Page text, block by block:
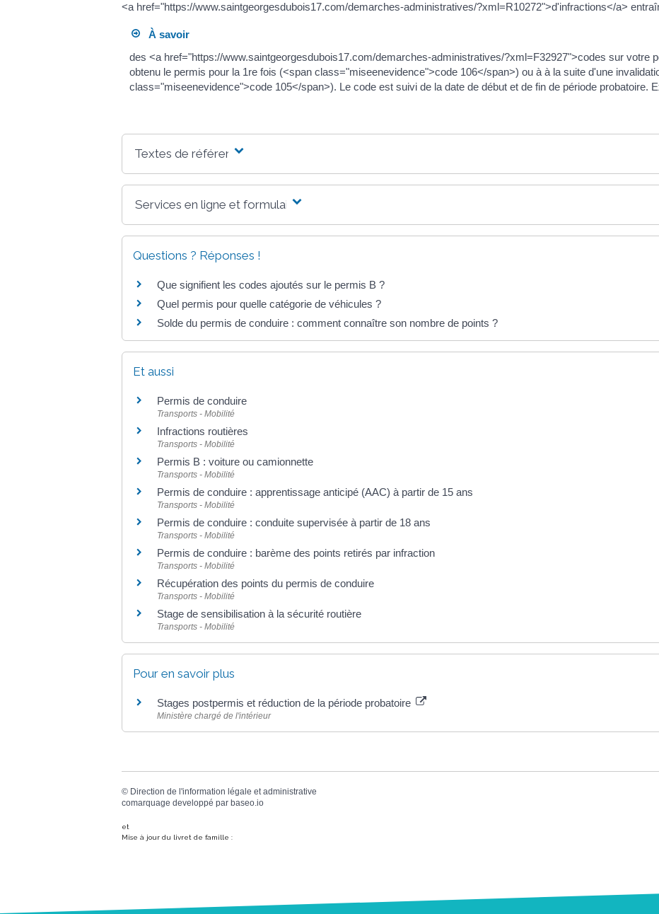
<a href="https://www.saintgeorgesdubois17.com/demarches-administratives/?xml=R10272">d'infractions</a>
À savoir
des <a href="https://www.saintgeorgesdubois17.com/demarches-administratives/?xml=F32927">codes sur votre
obtenu le permis pour la 1re fois (<span class="miseenevidence">code 106</span>) ou à à la suite d'une
class="miseenevidence">code 105</span>). Le code est suivi de la date de début et de fin de période probatoire.
Textes de référence
Services en ligne et formulaires
Questions ? Réponses !
Que signifient les codes ajoutés sur le permis B ?
Quel permis pour quelle catégorie de véhicules ?
Solde du permis de conduire : comment connaître son nombre de points ?
Et aussi
Permis de conduire
Transports - Mobilité
Infractions routières
Transports - Mobilité
Permis B : voiture ou camionnette
Transports - Mobilité
Permis de conduire : apprentissage anticipé (AAC) à partir de 15 ans
Transports - Mobilité
Permis de conduire : conduite supervisée à partir de 18 ans
Transports - Mobilité
Permis de conduire : barème des points retirés par infraction
Transports - Mobilité
Récupération des points du permis de conduire
Transports - Mobilité
Stage de sensibilisation à la sécurité routière
Transports - Mobilité
Pour en savoir plus
Stages postpermis et réduction de la période probatoire
Ministère chargé de l'intérieur
© Direction de l'information légale et administrative
comarquage developpé par baseo.io
et
Mise à jour du livret de famille :